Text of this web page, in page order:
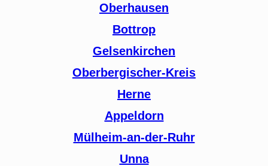
Oberhausen
Bottrop
Gelsenkirchen
Oberbergischer-Kreis
Herne
Appeldorn
Mülheim-an-der-Ruhr
Unna